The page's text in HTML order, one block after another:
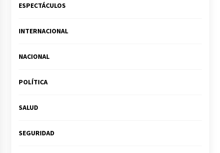
ESPECTÁCULOS
INTERNACIONAL
NACIONAL
POLÍTICA
SALUD
SEGURIDAD